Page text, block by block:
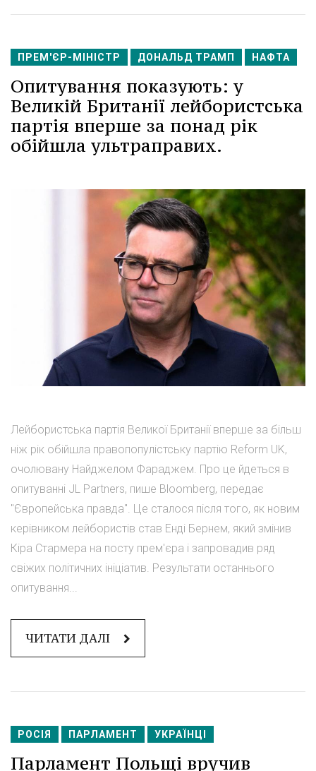
ПРЕМ'ЄР-МІНІСТР ДОНАЛЬД ТРАМП НАФТА
Опитування показують: у
Великій Британії лейбористська
партія вперше за понад рік
обійшла ультраправих.
Лейбористська партія Великої Британії вперше за більш
ніж рік обійшла правопопулістську партію Reform UK,
очолювану Найджелом Фараджем. Про це йдеться в
опитуванні JL Partners, пише Bloomberg, передає
"Європейська правда". Це сталося після того, як новим
керівником лейбористів став Енді Бернем, який змінив
Кіра Стармера на посту прем'єра і запровадив ряд
свіжих політичних ініціатив. Результати останнього
опитування...
ЧИТАТИ ДАЛІ
РОСІЯ ПАРЛАМЕНТ УКРАЇНЦІ
Парламент Польщі вручив